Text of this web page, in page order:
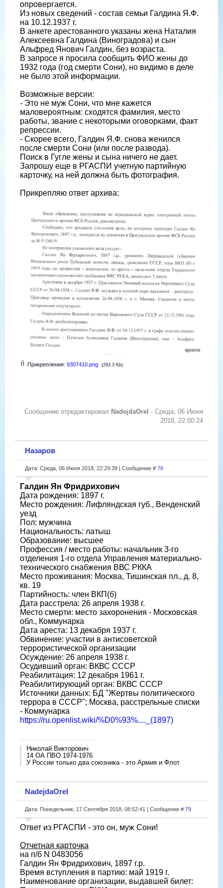
опровергается.
Из новых сведений - состав семьи Галдина Я.Ф.
на 10.12.1937 г.
В анкете арестованного указаны жена Наталия
Алексеевна Галдина (Виноградова) и сын
Альфред Янович Галдин, без возраста.
В запросе я просила сообщить ФИО жены до
1932 года (год смерти Сони), но видимо в деле
не было этой информации.
Возможные версии:
- Это не муж Сони, что мне кажется
маловероятным: сходятся фамилия, место
работы, звание с некоторыми оговорками, факт
репрессии.
- Скорее всего, Галдин Я.Ф. снова женился
после смерти Сони (или после развода).
Поиск в Гугле жены и сына ничего не дает.
Запрошу еще в РГАСПИ учетную партийную
карточку, на ней должна быть фотография.
Прикрепляю ответ архива:
Прикрепления: 9307410.png (293.3 Kb)
Сообщение отредактировал NadejdaOrel - Среда, 06 Июня
2018, 22:00:24
Назаров
Дата: Среда, 06 Июня 2018, 22:29:39 | Сообщение # 78
Галдин Ян Фридрихович
Дата рождения: 1897 г.
Место рождения: Лифляндская губ., Венденский
уезд
Пол: мужчина
Национальность: латыш
Образование: высшее
Профессия / место работы: начальник 3-го
отделения 1-го отдела Управления материально-
технического снабжения ВВС РККА
Место проживания: Москва, Тишинская пл., д. 8,
кв. 19
Партийность: член ВКП(б)
Дата расстрела: 26 апреля 1938 г.
Место смерти: место захоронения - Московская
обл., Коммунарка
Дата ареста: 13 декабря 1937 г.
Обвинение: участии в антисоветской
террористической организации
Осуждение: 26 апреля 1938 г.
Осудивший орган: ВКВС СССР
Реабилитация: 12 декабря 1961 г.
Реабилитирующий орган: ВКВС СССР
Источники данных: БД "Жертвы политического
террора в СССР"; Москва, расстрельные списки
- Коммунарка
https://ru.openlist.wiki/%D0%93%...._(1897)
Николай Викторович
14 ОА ПВО 1974-1976
У России только два союзника - это Армия и Флот
NadejdaOrel
Дата: Понедельник, 17 Сентября 2018, 08:52:41 | Сообщение # 79
Ответ из РГАСПИ - это он, муж Сони!
Отчетная карточка
на п/б N 0483056
Галдин Ян Фридрихович, 1897 г.р.
Время вступления в партию: май 1919 г.
Наименование организации, выдавшей билет: